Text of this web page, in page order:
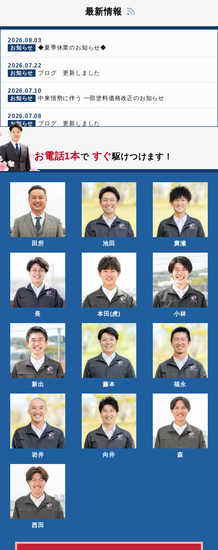
最新情報
2026.08.03
お知らせ ◆夏季休業のお知らせ◆
2026.07.22
お知らせ ブログ 更新しました
2026.07.10
お知らせ 中東情勢に伴う 一部塗料価格改正のお知らせ
2026.07.08
お知らせ ブログ 更新しました
2026.06.24
お知らせ
2026.06.10
お知らせ ブログ 更新しました
お電話1本で すぐ駆けつけます！
田所 池田 廣瀬
長 本田(虎) 小林
新出 藤本 福永
岩井 向井 森
西田